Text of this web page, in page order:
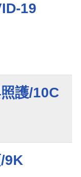
19
護/10C
9K